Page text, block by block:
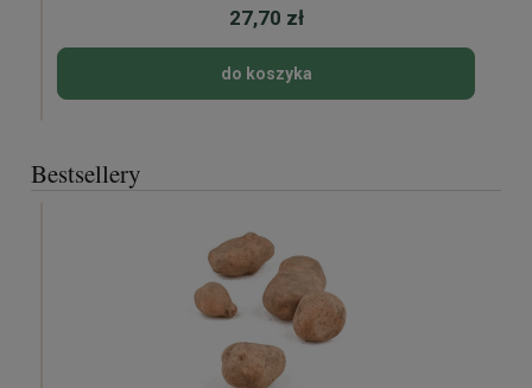
27,70 zł
do koszyka
Bestsellery